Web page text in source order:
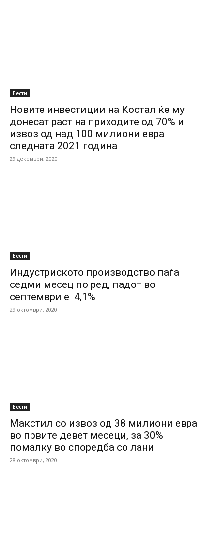
Вести
Новите инвестиции на Костал ќе му
донесат раст на приходите од 70% и
извоз од над 100 милиони евра
следната 2021 година
29 декември, 2020
Вести
Индустриското производство паѓа
седми месец по ред, падот во
септември е 4,1%
29 октомври, 2020
Вести
Макстил со извоз од 38 милиони евра
во првите девет месеци, за 30%
помалку во споредба со лани
28 октомври, 2020